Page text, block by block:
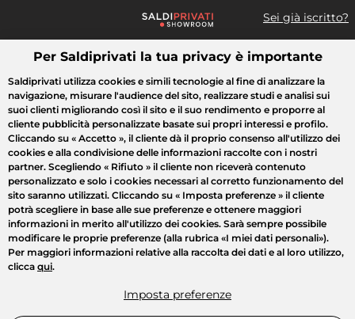
Sei già iscritto?
Cosa cerchi?
Tutte le vendite Moda Casa Bellezza Elettrodomestici
Per Saldiprivati la tua privacy è importante
Saldiprivati utilizza cookies e simili tecnologie al fine di analizzare la
navigazione, misurare l'audience del sito, realizzare studi e analisi sui
suoi clienti migliorando così il sito e il suo rendimento e proporre al
cliente pubblicità personalizzate basate sui propri interessi e profilo.
Cliccando su « Accetto », il cliente dà il proprio consenso all'utilizzo dei
cookies e alla condivisione delle informazioni raccolte con i nostri
partner. Scegliendo « Rifiuto » il cliente non riceverà contenuto
personalizzato e solo i cookies necessari al corretto funzionamento del
sito saranno utilizzati. Cliccando su « Imposta preferenze » il cliente
potrà scegliere in base alle sue preferenze e ottenere maggiori
informazioni in merito all'utilizzo dei cookies. Sarà sempre possibile
modificare le proprie preferenze (alla rubrica «I miei dati personali»).
Per maggiori informazioni relative alla raccolta dei dati e al loro utilizzo,
clicca qui.
Imposta preferenze